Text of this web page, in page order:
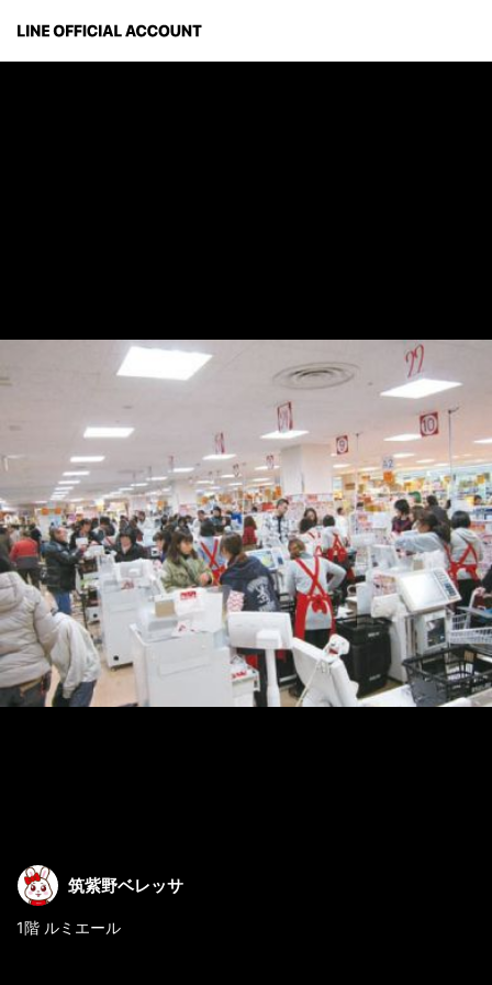
筑紫野ベレッサ
1階 ルミエール